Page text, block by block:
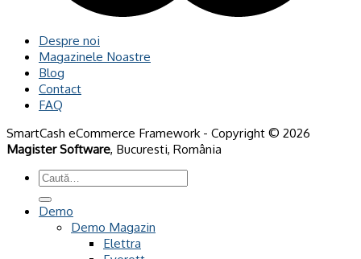
Despre noi
Magazinele Noastre
Blog
Contact
FAQ
SmartCash eCommerce Framework - Copyright © 2026
Magister Software, Bucuresti, România
Caută
Demo
Demo Magazin
Elettra